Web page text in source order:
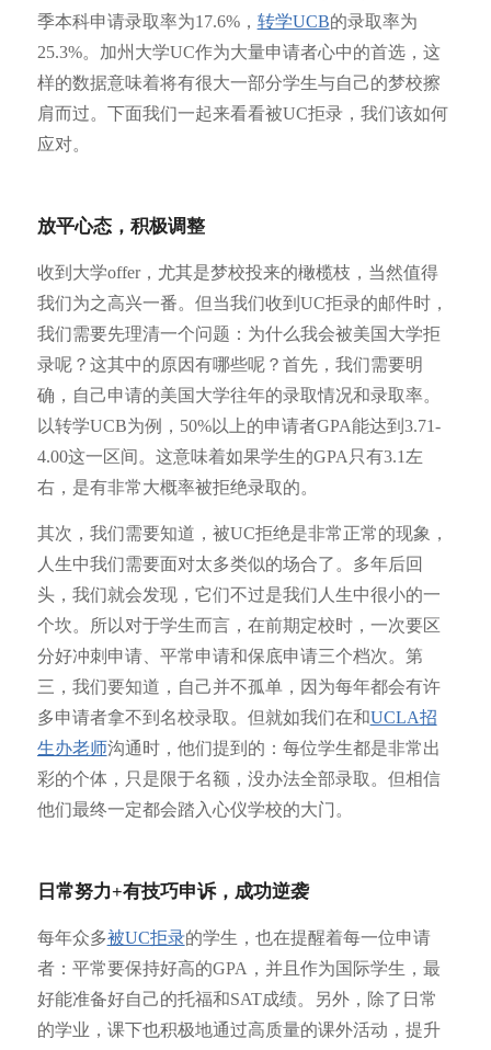
季本科申请录取率为17.6%， 转学UCB的录取率为
25.3%。加州大学UC作为大量申请者心中的首选，这
样的数据意味着将有很大一部分学生与自己的梦校擦
肩而过。下面我们一起来看看被UC拒录，我们该如何
应对。
放平心态，积极调整
收到大学offer，尤其是梦校投来的橄榄枝，当然值得
我们为之高兴一番。但当我们收到UC拒录的邮件时，
我们需要先理清一个问题：为什么我会被美国大学拒
录呢？这其中的原因有哪些呢？首先，我们需要明
确，自己申请的美国大学往年的录取情况和录取率。
以转学UCB为例，50%以上的申请者GPA能达到3.71-
4.00这一区间。这意味着如果学生的GPA只有3.1左
右，是有非常大概率被拒绝录取的。
其次，我们需要知道，被UC拒绝是非常正常的现象，
人生中我们需要面对太多类似的场合了。多年后回
头，我们就会发现，它们不过是我们人生中很小的一
个坎。所以对于学生而言，在前期定校时，一次要区
分好冲刺申请、平常申请和保底申请三个档次。第
三，我们要知道，自己并不孤单，因为每年都会有许
多申请者拿不到名校录取。但就如我们在和UCLA招
生办老师沟通时，他们提到的：每位学生都是非常出
彩的个体，只是限于名额，没办法全部录取。但相信
他们最终一定都会踏入心仪学校的大门。
日常努力+有技巧申诉，成功逆袭
每年众多被UC拒录的学生，也在提醒着每一位申请
者：平常要保持好高的GPA，并且作为国际学生，最
好能准备好自己的托福和SAT成绩。另外，除了日常
的学业，课下也积极地通过高质量的课外活动，提升